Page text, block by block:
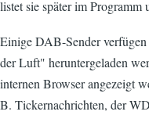
listet sie später im Programm
Einige DAB-Sender
der Luft" heruntergeladen
internen Browser angezeigt
B. Tickernachrichten, der